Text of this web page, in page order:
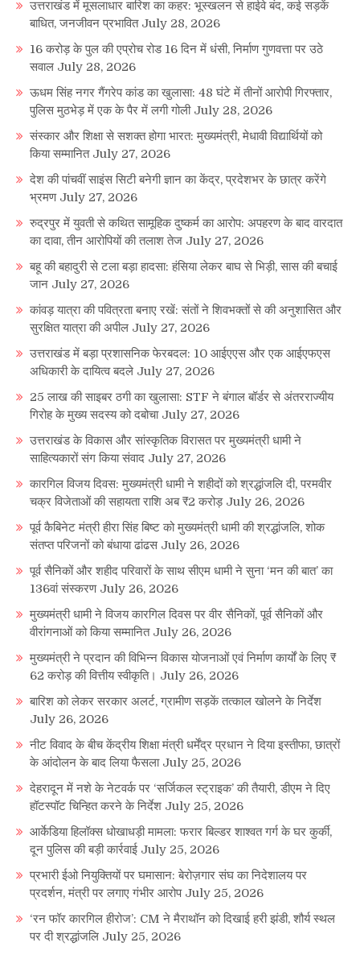
उत्तराखंड में मूसलाधार बारिश का कहर: भूस्खलन से हाईवे बंद, कई सड़कें
बाधित, जनजीवन प्रभावित July 28, 2026
16 करोड़ के पुल की एप्रोच रोड 16 दिन में धंसी, निर्माण गुणवत्ता पर उठे
सवाल July 28, 2026
ऊधम सिंह नगर गैंगरेप कांड का खुलासा: 48 घंटे में तीनों आरोपी गिरफ्तार,
पुलिस मुठभेड़ में एक के पैर में लगी गोली July 28, 2026
संस्कार और शिक्षा से सशक्त होगा भारत: मुख्यमंत्री, मेधावी विद्यार्थियों को
किया सम्मानित July 27, 2026
देश की पांचवीं साइंस सिटी बनेगी ज्ञान का केंद्र, प्रदेशभर के छात्र करेंगे
भ्रमण July 27, 2026
रुद्रपुर में युवती से कथित सामूहिक दुष्कर्म का आरोप: अपहरण के बाद वारदात
का दावा, तीन आरोपियों की तलाश तेज July 27, 2026
बहू की बहादुरी से टला बड़ा हादसा: हंसिया लेकर बाघ से भिड़ी, सास की बचाई
जान July 27, 2026
कांवड़ यात्रा की पवित्रता बनाए रखें: संतों ने शिवभक्तों से की अनुशासित और
सुरक्षित यात्रा की अपील July 27, 2026
उत्तराखंड में बड़ा प्रशासनिक फेरबदल: 10 आईएएस और एक आईएफएस
अधिकारी के दायित्व बदले July 27, 2026
25 लाख की साइबर ठगी का खुलासा: STF ने बंगाल बॉर्डर से अंतरराज्यीय
गिरोह के मुख्य सदस्य को दबोचा July 27, 2026
उत्तराखंड के विकास और सांस्कृतिक विरासत पर मुख्यमंत्री धामी ने
साहित्यकारों संग किया संवाद July 27, 2026
कारगिल विजय दिवस: मुख्यमंत्री धामी ने शहीदों को श्रद्धांजलि दी, परमवीर
चक्र विजेताओं की सहायता राशि अब ₹2 करोड़ July 26, 2026
पूर्व कैबिनेट मंत्री हीरा सिंह बिष्ट को मुख्यमंत्री धामी की श्रद्धांजलि, शोक
संतप्त परिजनों को बंधाया ढांढस July 26, 2026
पूर्व सैनिकों और शहीद परिवारों के साथ सीएम धामी ने सुना ‘मन की बात’ का
136वां संस्करण July 26, 2026
मुख्यमंत्री धामी ने विजय कारगिल दिवस पर वीर सैनिकों, पूर्व सैनिकों और
वीरांगनाओं को किया सम्मानित July 26, 2026
मुख्यमंत्री ने प्रदान की विभिन्न विकास योजनाओं एवं निर्माण कार्यों के लिए ₹
62 करोड़ की वित्तीय स्वीकृति। July 26, 2026
बारिश को लेकर सरकार अलर्ट, ग्रामीण सड़कें तत्काल खोलने के निर्देश
July 26, 2026
नीट विवाद के बीच केंद्रीय शिक्षा मंत्री धर्मेंद्र प्रधान ने दिया इस्तीफा, छात्रों
के आंदोलन के बाद लिया फैसला July 25, 2026
देहरादून में नशे के नेटवर्क पर ‘सर्जिकल स्ट्राइक’ की तैयारी, डीएम ने दिए
हॉटस्पॉट चिन्हित करने के निर्देश July 25, 2026
आर्केडिया हिलॉक्स धोखाधड़ी मामला: फरार बिल्डर शाश्वत गर्ग के घर कुर्की,
दून पुलिस की बड़ी कार्रवाई July 25, 2026
प्रभारी ईओ नियुक्तियों पर घमासान: बेरोज़गार संघ का निदेशालय पर
प्रदर्शन, मंत्री पर लगाए गंभीर आरोप July 25, 2026
‘रन फॉर कारगिल हीरोज’: CM ने मैराथॉन को दिखाई हरी झंडी, शौर्य स्थल
पर दी श्रद्धांजलि July 25, 2026